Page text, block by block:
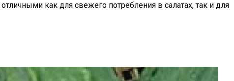
как для свежего потребления в салатах, так и для